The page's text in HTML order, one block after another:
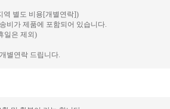
역 별도 비용[개별연락])
비가 제품에 포함되어 있습니다.
일은 제외)
별연락 드립니다.